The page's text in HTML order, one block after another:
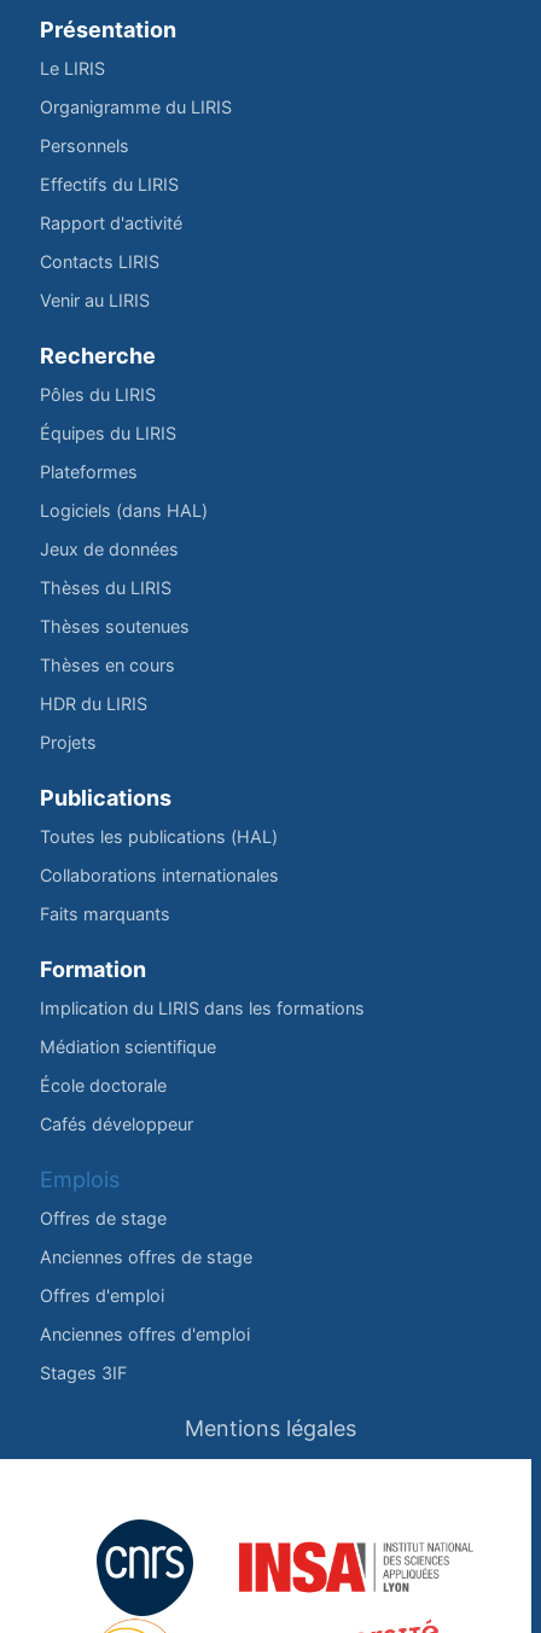
Présentation
Le LIRIS
Organigramme du LIRIS
Personnels
Effectifs du LIRIS
Rapport d'activité
Contacts LIRIS
Venir au LIRIS
Recherche
Pôles du LIRIS
Équipes du LIRIS
Plateformes
Logiciels (dans HAL)
Jeux de données
Thèses du LIRIS
Thèses soutenues
Thèses en cours
HDR du LIRIS
Projets
Publications
Toutes les publications (HAL)
Collaborations internationales
Faits marquants
Formation
Implication du LIRIS dans les formations
Médiation scientifique
École doctorale
Cafés développeur
Emplois
Offres de stage
Anciennes offres de stage
Offres d'emploi
Anciennes offres d'emploi
Stages 3IF
Mentions légales